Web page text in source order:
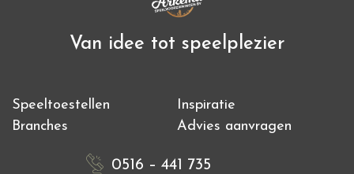
Van idee tot speelplezier
Speeltoestellen
Inspiratie
Branches
Advies aanvragen
0516 – 441 735